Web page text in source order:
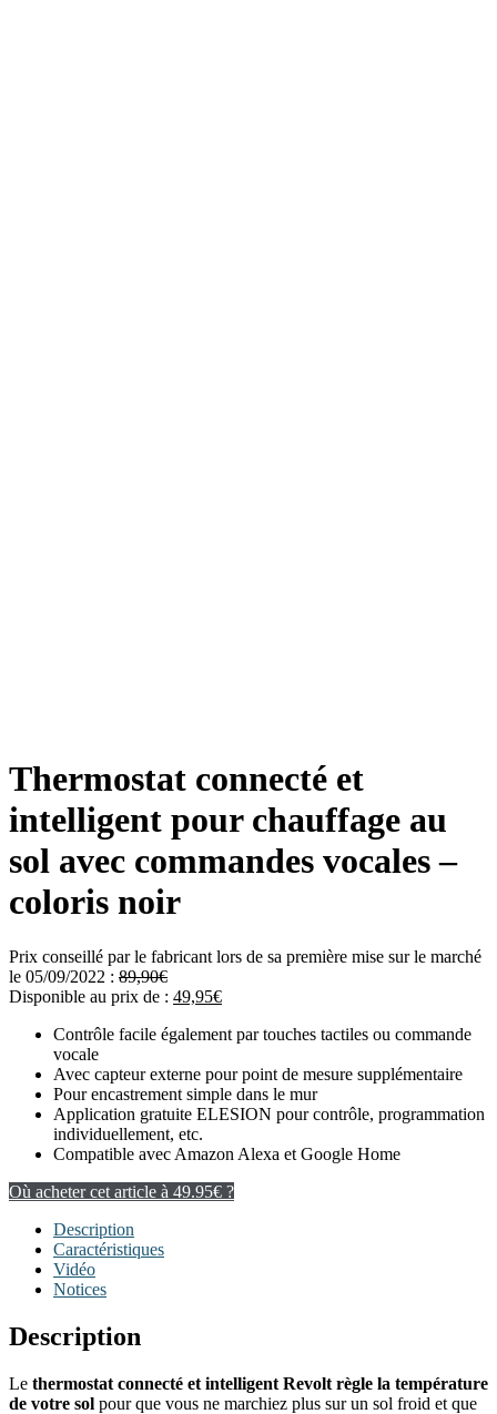
Thermostat connecté et
intelligent pour chauffage au
sol avec commandes vocales –
coloris noir
Prix conseillé par le fabricant lors de sa première mise sur le marché
le 05/09/2022 : 89,90€
Disponible au prix de : 49,95€
Contrôle facile également par touches tactiles ou commande
vocale
Avec capteur externe pour point de mesure supplémentaire
Pour encastrement simple dans le mur
Application gratuite ELESION pour contrôle, programmation
individuellement, etc.
Compatible avec Amazon Alexa et Google Home
Où acheter cet article à 49.95€ ?
Description
Caractéristiques
Vidéo
Notices
Description
Le thermostat connecté et intelligent Revolt règle la température
de votre sol pour que vous ne marchiez plus sur un sol froid et que